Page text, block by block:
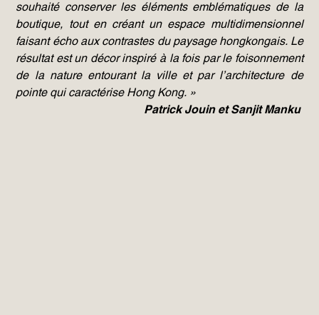
souhaité conserver les éléments emblématiques de la
boutique, tout en créant un espace multidimensionnel
faisant écho aux contrastes du paysage hongkongais. Le
résultat est un décor inspiré à la fois par le foisonnement
de la nature entourant la ville et par l’architecture de
pointe qui caractérise Hong Kong. »
Patrick Jouin et Sanjit Manku